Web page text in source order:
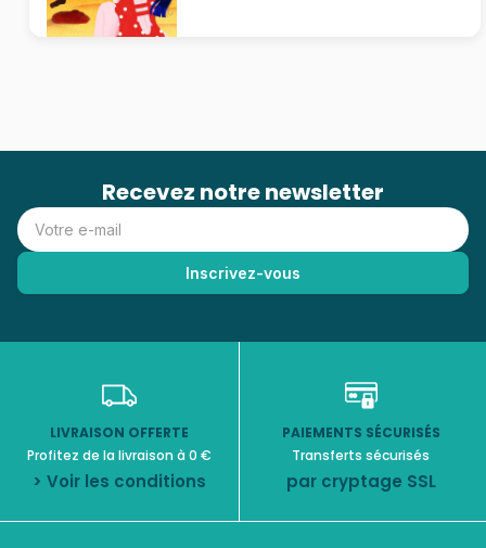
Recevez notre newsletter
LIVRAISON OFFERTE
Profitez de la livraison à 0 €
> Voir les conditions
PAIEMENTS SÉCURISÉS
Transferts sécurisés
par cryptage SSL